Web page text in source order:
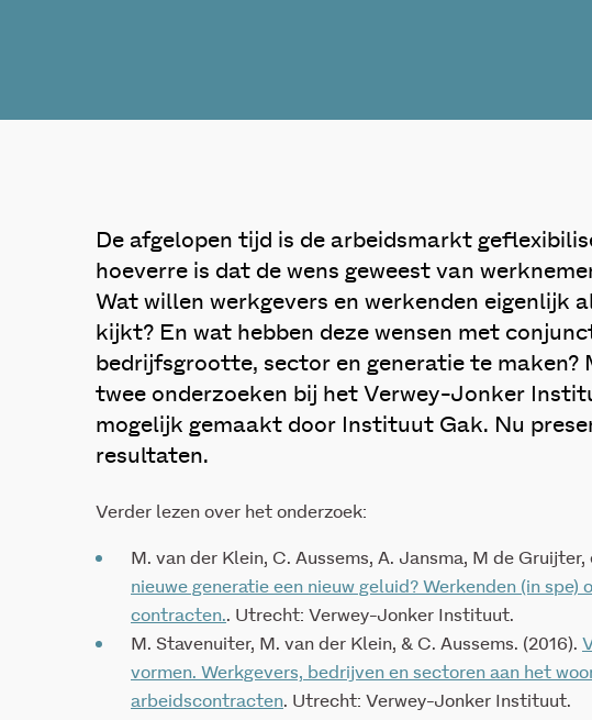
De afgelopen tijd is de arbeidsmarkt
hoeverre is dat de wens geweest van
Wat willen werkgevers en werkenden eigenlijk
kijkt? En wat hebben deze wensen met
bedrijfsgrootte, sector en generatie te maken?
twee onderzoeken bij het Verwey-Jonker
mogelijk gemaakt door Instituut Gak. Nu
resultaten.
Verder lezen over het onderzoek:
M. van der Klein, C. Aussems, A. Jansma, M de Gruijter,
nieuwe generatie een nieuw geluid? Werkenden (in
contracten.. Utrecht: Verwey-Jonker Instituut.
M. Stavenuiter, M. van der Klein, & C. Aussems. (2016).
vormen. Werkgevers, bedrijven en sectoren aan het
arbeidscontracten. Utrecht: Verwey-Jonker Instituut.